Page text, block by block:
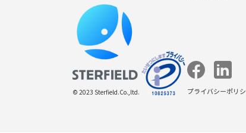
© 2023 Sterfield.Co.,ltd. プライバシーポリ